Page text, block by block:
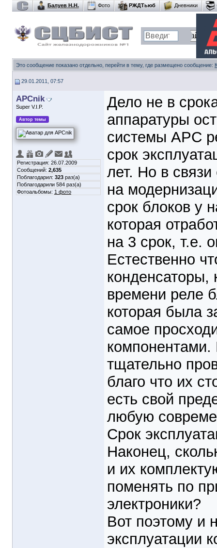
Балуев Н.Н. Фото РЖДТьюб Дневники
Это сообщение показано отдельно, перейти в тему, где размещено сообщение:
29.01.2011, 07:57
APCnik
Super V.I.P.
Автор темы
Регистрация: 26.07.2009
Сообщений: 2,635
Поблагодарил: 323 раз(а)
Поблагодарили 584 раз(а)
Фотоальбомы: 1 фото
Дело не в
аппаратуры
системы АРС
срок
лет. Но в связи
на
срок блоков у
которая
на 3 срок, т.е.
Естественно
конденсаторы,
времени реле
которая была
самое
тщательно
благо что их
есть свой
любую
Срок
Наконец,
и их
поменять по
электроники?
Вот поэтому и
эксплуатации